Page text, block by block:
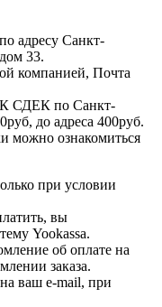
адресу Санкт-
33.
компанией, Почта
СДЕК по Санкт-
до адреса 400руб.
можно ознакомиться
при условии
вы
Yookassa.
об оплате на
заказа.
ваш e-mail, при